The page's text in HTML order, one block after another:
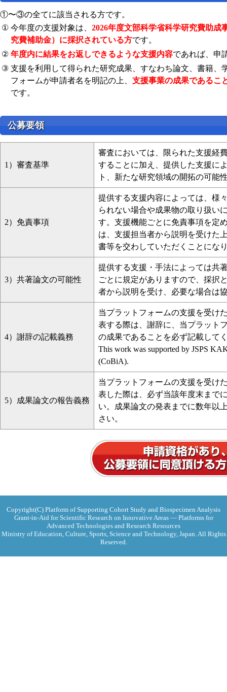
①〜③の全てに該当される方です。
① 今年度の支援対象は、 2026年度文部科学省科学研究費助成
究費補助金）に採択されている方です。
② 年度内に結果をお返しできるような支援内容であれば、申
③ 支援を利用して得られた研究成果、すなわち論文、書籍、
フォームが申請者名を明記の上、 支援事業の成果であるこ
です。
公募要領
1）審査基準
審査においては、限られた支援経
することに加え、提供した支援に
ト、新たな研究領域の開拓の可能
2）免責事項
提供する支援内容によっては、様
られない場合や成果物の取り扱い
す。支援機能ごとに免責事項を定
は、支援担当者から説明を受けた
書等を交わしていただくことにな
3）共著論文の可能性
提供する支援・手法によっては共
ごとに規定がありますので、採択
者から説明を受け、必要な場合は
4）謝辞の記載義務
当プラットフォームの支援を受け
表する際は、謝辞に、当プラット
の成果であることを必ず記載して
This work was supported by JSPS
(CoBiA).
5）成果論文の報告義務
当プラットフォームの支援を受け
表した際は、必ず当該年度末まで
い。成果論文の発表までに数年以
さい。
Copyright(C) Platform of Supporting Cohort Study and Biospecimen Analysis
Grant-in-Aid for Scientific Research on Innovative Areas ― Platforms for
Advanced Technologies and Research Resources
Ministry of Education, Culture, Sports, Science and Technology, Japan. All Rights
Reserved.